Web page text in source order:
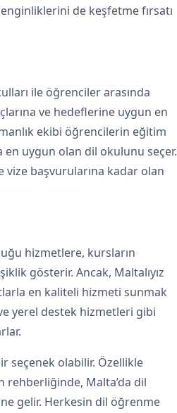
de keşfetme fırsatı
ile öğrenciler arasında
ve hedeflerine uygun en
ekibi öğrencilerin eğitim
en uygun olan dil okulunu seçer.
vize başvurularına kadar olan
hizmetlere, kursların
gösterir. Ancak, Maltalıyız
en kaliteli hizmeti sunmak
yerel destek hizmetleri gibi
seçenek olabilir. Özellikle
rehberliğinde, Malta’da dil
gelir. Herkesin dil öğrenme